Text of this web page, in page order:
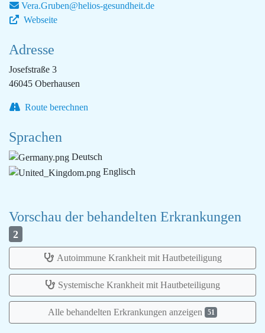
Vera.Gruben@helios-gesundheit.de
Webseite
Adresse
Josefstraße 3
46045 Oberhausen
Route berechnen
Sprachen
Deutsch
Englisch
Vorschau der behandelten Erkrankungen
2
Autoimmune Krankheit mit Hautbeteiligung
Systemische Krankheit mit Hautbeteiligung
Alle behandelten Erkrankungen anzeigen 51